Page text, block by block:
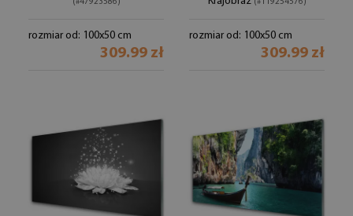
(#47923586)
rozmiar od: 100x50 cm
309.99 zł
(#119254576)
rozmiar od: 100x50 cm
309.99 zł